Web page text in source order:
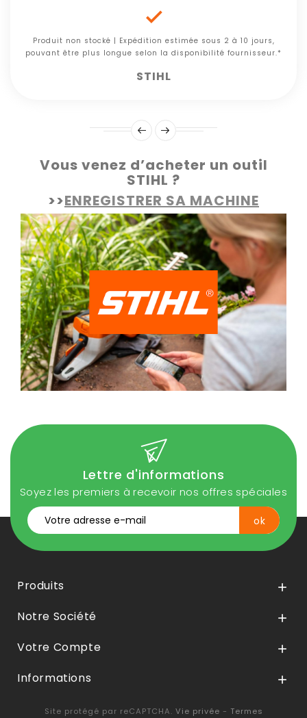

Produit non stocké | Expédition estimée sous 2 à 10 jours,
pouvant être plus longue selon la disponibilité fournisseur.*
STIHL
Vous venez d’acheter un outil
STIHL ?
>>ENREGISTRER SA MACHINE
Lettre d'informations
Soyez les premiers à recevoir nos offres spéciales
Produits 
Notre Société 
Votre Compte 
Informations 
Site protégé par reCAPTCHA. Vie privée - Termes